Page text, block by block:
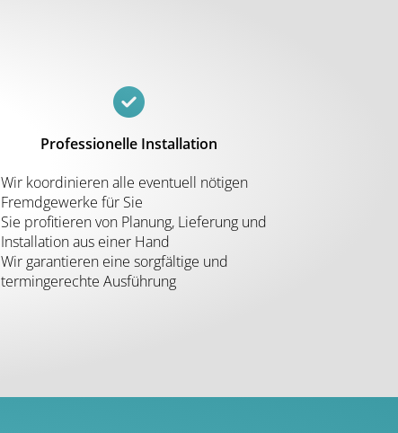
Professionelle Installation
Wir koordinieren alle eventuell nötigen
Fremdgewerke für Sie
Sie profitieren von Planung, Lieferung und
Installation aus einer Hand
Wir garantieren eine sorgfältige und
termingerechte Ausführung